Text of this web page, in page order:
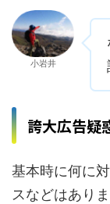
小岩井
誇大広告疑
基本時に何に
スなどはありま